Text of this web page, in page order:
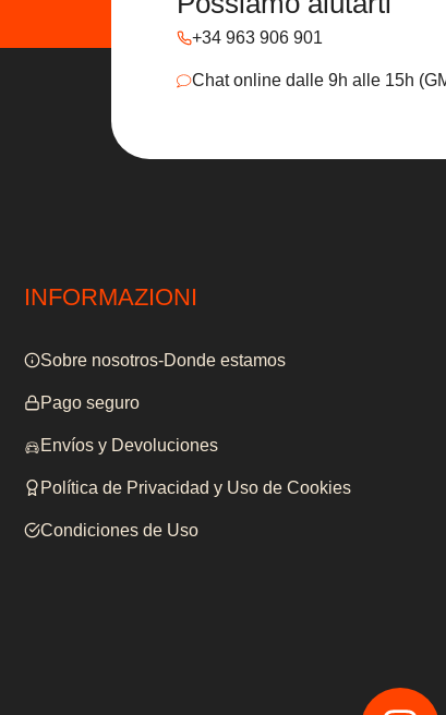
+34 963 906 901
Chat online dalle 9h alle 15h
INFORMAZIONI
Sobre nosotros-Donde estamos
Pago seguro
Envíos y Devoluciones
Política de Privacidad y Uso de Cookies
Condiciones de Uso